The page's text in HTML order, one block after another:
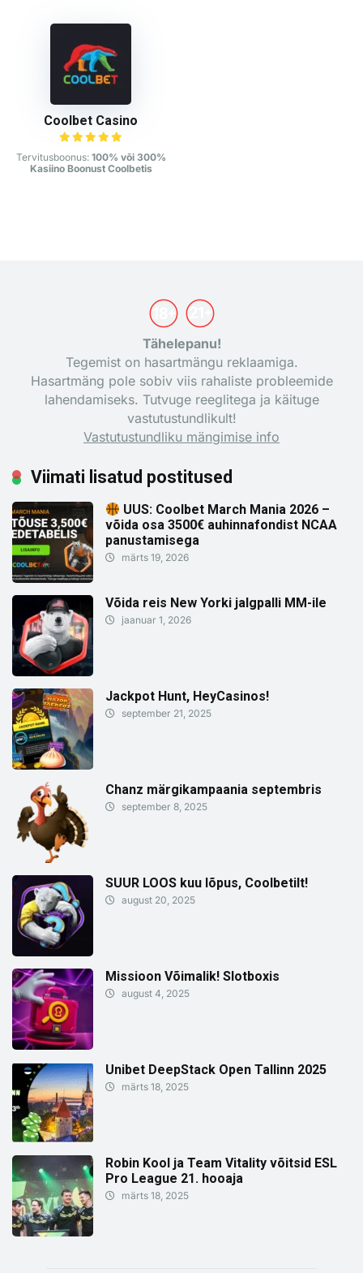
Coolbet Casino
Tervitusboonus: 100% või 300%
Kasiino Boonust Coolbetis
Tähelepanu!
Tegemist on hasartmängu reklaamiga.
Hasartmäng pole sobiv viis rahaliste probleemide
lahendamiseks. Tutvuge reeglitega ja käituge
vastutustundlikult!
Vastutustundliku mängimise info
Viimati lisatud postitused
UUS: Coolbet March Mania 2026 –
võida osa 3500€ auhinnafondist NCAA
panustamisega
märts 19, 2026
Võida reis New Yorki jalgpalli MM-ile
jaanuar 1, 2026
Jackpot Hunt, HeyCasinos!
september 21, 2025
Chanz märgikampaania septembris
september 8, 2025
SUUR LOOS kuu lõpus, Coolbetilt!
august 20, 2025
Missioon Võimalik! Slotboxis
august 4, 2025
Unibet DeepStack Open Tallinn 2025
märts 18, 2025
Robin Kool ja Team Vitality võitsid ESL
Pro League 21. hooaja
märts 18, 2025